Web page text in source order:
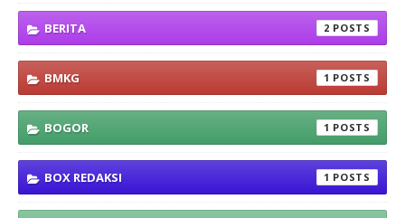
BERITA 2
BMKG 1
BOGOR 1
BOX REDAKSI 1